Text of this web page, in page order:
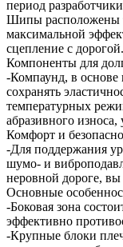
период
Шипы расположены
максимальной
сцепление с дорогой.
Компоненты для
-Компаунд, в основе
сохранять
температурных
абразивного
Комфорт и
-Для поддержания
шумо- и
неровной дороге,
Основные
-Боковая зона
эффективно
-Крупные блоки